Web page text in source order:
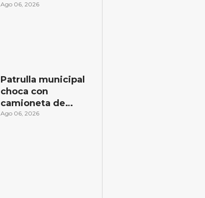
el sábado: la
Ago 06, 2026
Patrulla municipal
choca con
camioneta de
peregrinos
Ago 06, 2026